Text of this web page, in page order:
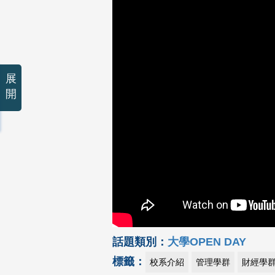
話題類別： 大學OPEN DAY
標籤：
校系介紹 管理學群 財經學
展
開